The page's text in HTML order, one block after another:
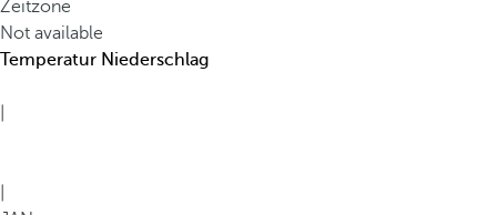
Zeitzone
Not available
Temperatur Niederschlag